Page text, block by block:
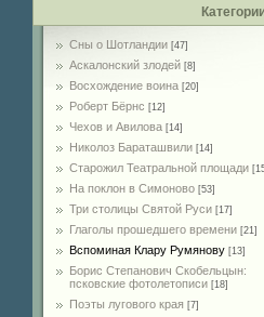
Сны о Шотландии [47]
Аскалонский злодей [8]
Восхождение воина [20]
Роберт Бёрнс [12]
Чехов и Авилова [14]
Николоз Бараташвили [14]
Cтарожил Театральной площади
На поклон в Симоново [53]
Три столицы Святой Руси [17]
Глаголы прошедшего времени [21]
Вспоминая Клару Румянову [13]
Борис Степанович Скобельцын:
псковские фотолетописи [18]
Поэты лугового края [7]